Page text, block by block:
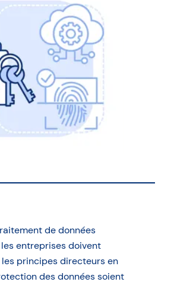
de données
entreprises doivent
les principes directeurs en
des données soient